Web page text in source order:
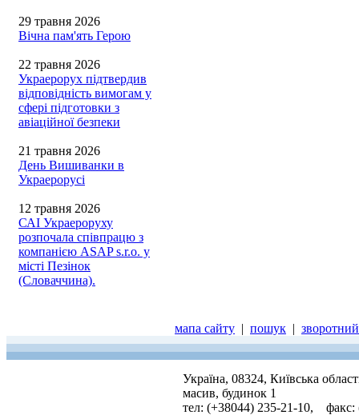
29 травня 2026
Вічна пам'ять Герою
22 травня 2026
Украерорух підтвердив
відповідність вимогам у
сфері підготовки з
авіаційної безпеки
21 травня 2026
День Вишиванки в
Украерорусі
12 травня 2026
САІ Украероруху
розпочала співпрацю з
компанією ASAP s.r.o. у
місті Пезінок
(Словаччина).
мапа сайту | пошук |
Україна, 08324, Київська
масив, будинок 1
тел: (+38044) 235-21-10, факс: